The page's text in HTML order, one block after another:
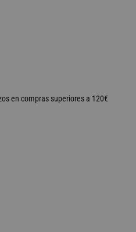
en compras superiores a 120€